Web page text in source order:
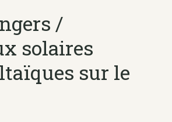
/
solaires
sur le